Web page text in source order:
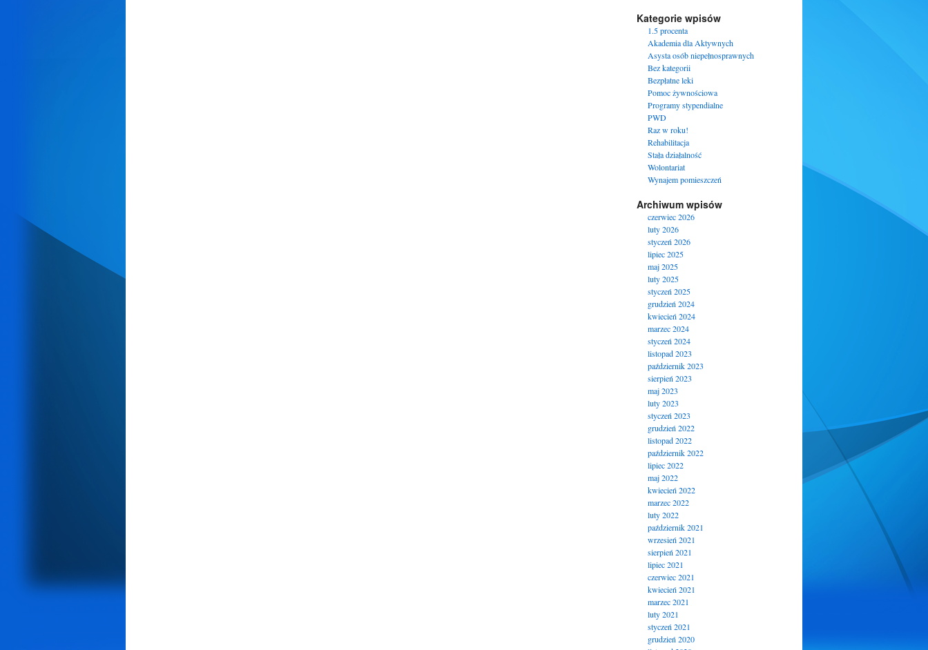
Kategorie wpisów
1.5 procenta
Akademia dla Aktywnych
Asysta osób niepełnosprawnych
Bez kategorii
Bezpłatne leki
Pomoc żywnościowa
Programy stypendialne
PWD
Raz w roku!
Rehabilitacja
Stała działalność
Wolontariat
Wynajem pomieszczeń
Archiwum wpisów
czerwiec 2026
luty 2026
styczeń 2026
lipiec 2025
maj 2025
luty 2025
styczeń 2025
grudzień 2024
kwiecień 2024
marzec 2024
styczeń 2024
listopad 2023
październik 2023
sierpień 2023
maj 2023
luty 2023
styczeń 2023
grudzień 2022
listopad 2022
październik 2022
lipiec 2022
maj 2022
kwiecień 2022
marzec 2022
luty 2022
październik 2021
wrzesień 2021
sierpień 2021
lipiec 2021
czerwiec 2021
kwiecień 2021
marzec 2021
luty 2021
styczeń 2021
grudzień 2020